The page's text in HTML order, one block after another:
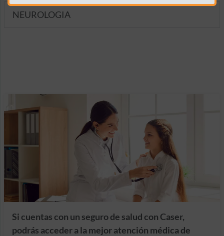
NEUROLOGIA
Si cuentas con un seguro de salud con Caser,
podrás acceder a la mejor atención médica de